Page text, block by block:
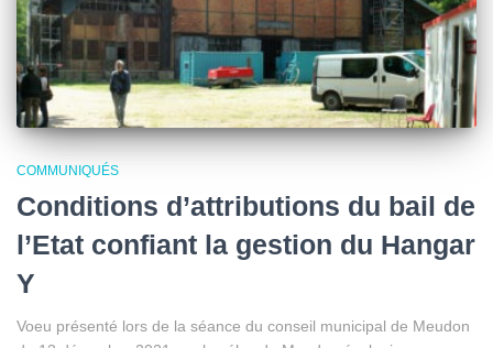
COMMUNIQUÉS
Conditions d’attributions du bail de
l’Etat confiant la gestion du Hangar
Y
Voeu présenté lors de la séance du conseil municipal de Meudon